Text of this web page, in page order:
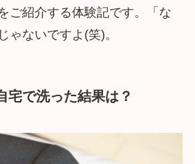
ご紹介する体験記です。「な
ゃないですよ(笑)。
宅で洗った結果は？